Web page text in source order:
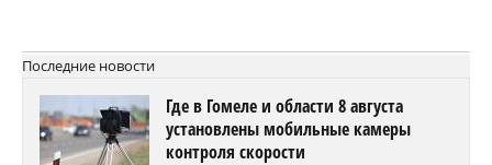
Последние новости
Где в Гомеле и области 8 августа
установлены мобильные камеры
контроля скорости